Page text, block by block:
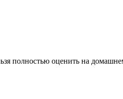
полностью оценить на